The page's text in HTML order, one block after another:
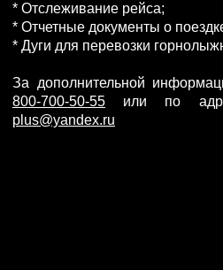
* Отслеживание рейса;
* Отчетные документы о
* Дуги для перевозки
За дополнительной
800-700-50-55 или по
plus@yandex.ru